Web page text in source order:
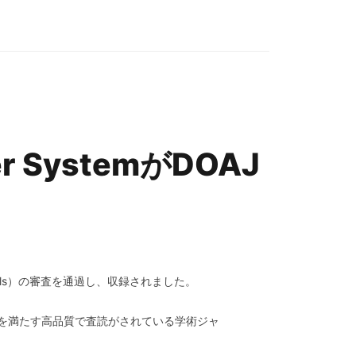
SystemがDOAJ
の審査を通過し、収録されました。
たす高品質で査読がされている学術ジャ